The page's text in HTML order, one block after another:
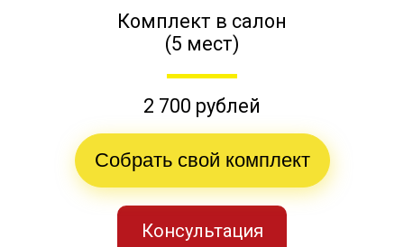
Комплект в салон
(5 мест)
2 700 рублей
Собрать свой комплект
Консультация